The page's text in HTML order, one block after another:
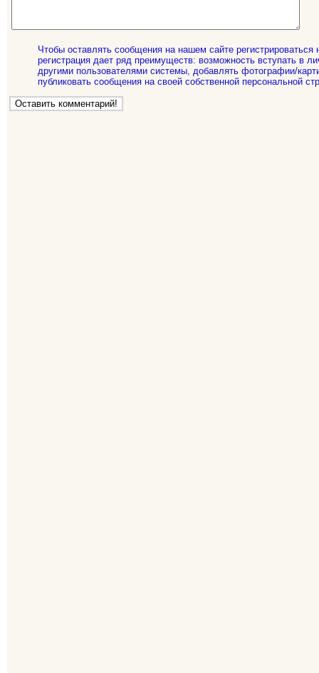
Чтобы оставлять сообщения на нашем сайте регистрироваться
регистрация дает ряд преимуществ: возможность вступать в
другими пользователями системы, добавлять фотографии/
публиковать сообщения на своей собственной персональной